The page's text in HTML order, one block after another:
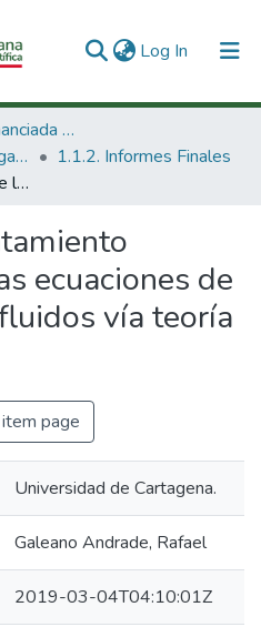
Log In (current)
1. Investigación Financiada con Recursos Públicos
1.1 Productos de investigación
1.1.2. Informes Finales
Tratamiento variacional de las ecuaciones de la mecánica de fluidos vía teoría de semigrupos
ecuaciones de
vía teoría
page
Universidad de Cartagena.
Galeano Andrade, Rafael
2019-03-04T04:10:01Z